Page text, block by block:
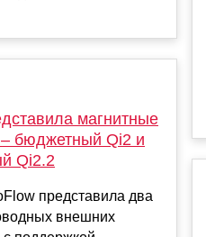
магнитные
бюджетный Qi2 и
Qi2.2
представила два
внешних